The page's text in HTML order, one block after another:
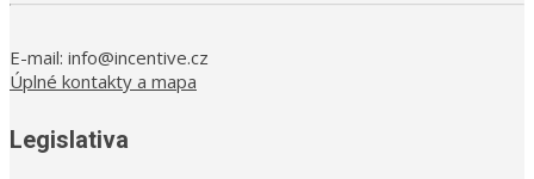
E-mail: info@incentive.cz
Úplné kontakty a mapa
Legislativa